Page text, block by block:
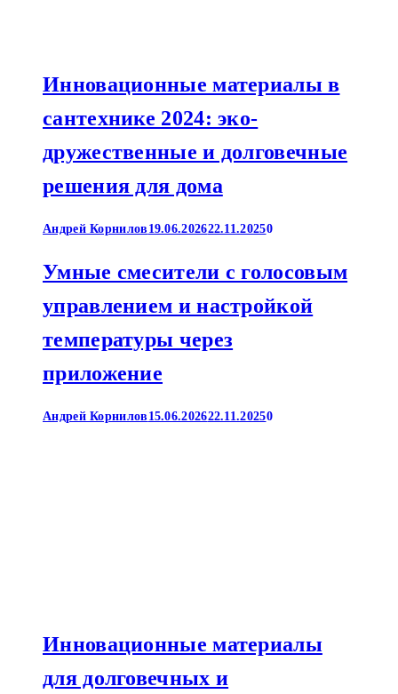
Инновационные материалы в
сантехнике 2024: эко-
дружественные и долговечные
решения для дома
Андрей Корнилов 19.06.202622.11.20250
Умные смесители с голосовым
управлением и настройкой
температуры через
приложение
Андрей Корнилов 15.06.202622.11.20250
Инновационные материалы
для долговечных и